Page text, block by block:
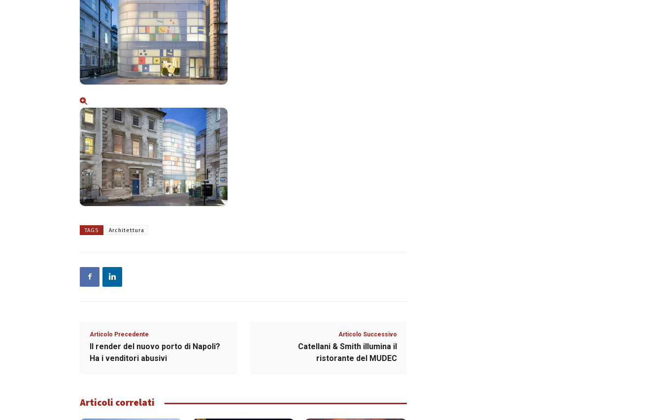
TAGS Architettura
Articolo Precedente
Il render del nuovo porto di Napoli?
Ha i venditori abusivi
Articolo Successivo
Catellani & Smith illumina il
ristorante del MUDEC
Articoli correlati